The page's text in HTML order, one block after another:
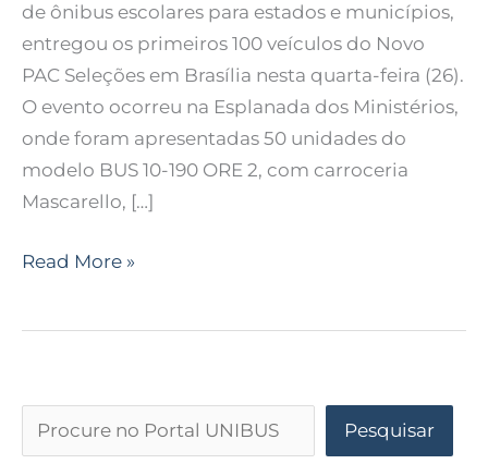
de ônibus escolares para estados e municípios,
entregou os primeiros 100 veículos do Novo
PAC Seleções em Brasília nesta quarta-feira (26).
O evento ocorreu na Esplanada dos Ministérios,
onde foram apresentadas 50 unidades do
modelo BUS 10-190 ORE 2, com carroceria
Mascarello, […]
Read More »
Pesquisar